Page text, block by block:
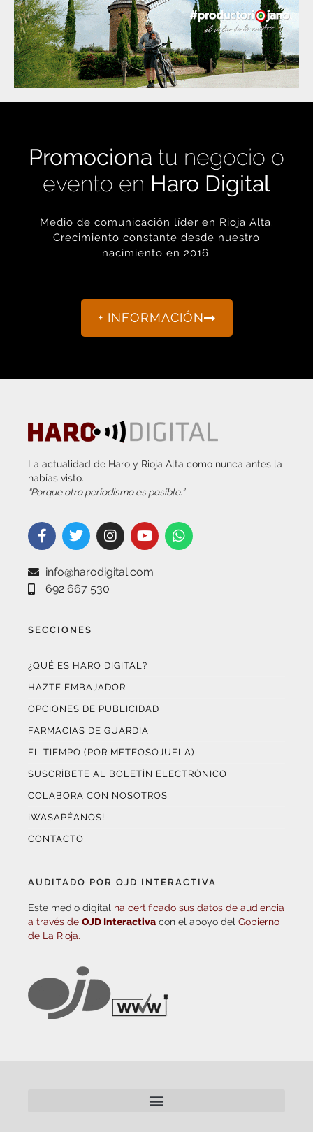
Promociona tu negocio o
evento en Haro Digital
Medio de comunicación líder en Rioja Alta.
Crecimiento constante desde nuestro
nacimiento en 2016.
+ INFORMACIÓN
La actualidad de Haro y Rioja Alta como nunca antes la
habías visto.
“Porque otro periodismo es posible.”
info@harodigital.com
692 667 530
SECCIONES
¿QUÉ ES HARO DIGITAL?
HAZTE EMBAJADOR
OPCIONES DE PUBLICIDAD
FARMACIAS DE GUARDIA
EL TIEMPO (POR METEOSOJUELA)
SUSCRÍBETE AL BOLETÍN ELECTRÓNICO
COLABORA CON NOSOTROS
¡WASAPÉANOS!
CONTACTO
AUDITADO POR OJD INTERACTIVA
Este medio digital ha certificado sus datos de audiencia
a través de OJD Interactiva con el apoyo del Gobierno
de La Rioja.